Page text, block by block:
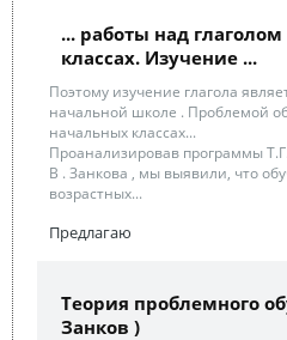
... работы над
классах. Изучение ...
Поэтому изучение глагола
начальной школе . Проблемой
начальных классах...
Проанализировав программы
В . Занкова , мы выявили, что
возрастных...
Предлагаю
Теория проблемного
Занков )